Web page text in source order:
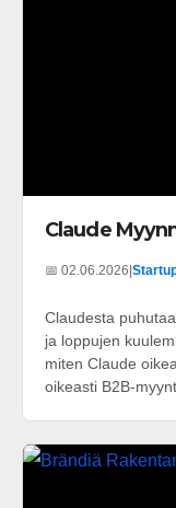
Claude
📅 02.06.2026
Claudesta
ja loppujen
miten Claude
oikeasti B2B-